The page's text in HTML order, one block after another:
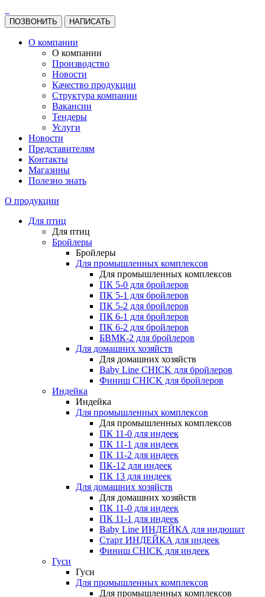
ПОЗВОНИТЬ НАПИСАТЬ
О компании
О компании
Производство
Новости
Качество продукции
Структура компании
Вакансии
Тендеры
Услуги
Новости
Представителям
Контакты
Магазины
Полезно знать
О продукции
Для птиц
Для птиц
Бройлеры
Бройлеры
Для промышленных комплексов
Для промышленных комплексов
ПК 5-0 для бройлеров
ПК 5-1 для бройлеров
ПК 5-2 для бройлеров
ПК 6-1 для бройлеров
ПК 6-2 для бройлеров
БВМК-2 для бройлеров
Для домашних хозяйств
Для домашних хозяйств
Baby Line CHICK для бройлеров
Финиш CHICK для бройлеров
Индейка
Индейка
Для промышленных комплексов
Для промышленных комплексов
ПК 11-0 для индеек
ПК 11-1 для индеек
ПК 11-2 для индеек
ПК-12 для индеек
ПК 13 для индеек
Для домашних хозяйств
Для домашних хозяйств
ПК 11-0 для индеек
ПК 11-1 для индеек
Baby Line ИНДЕЙКА для индюшат
Старт ИНДЕЙКА для индеек
Финиш CHICK для индеек
Гуси
Гуси
Для промышленных комплексов
Для промышленных комплексов